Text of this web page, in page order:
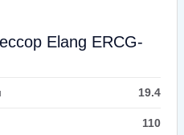
Elang ERCG-
19.4
110